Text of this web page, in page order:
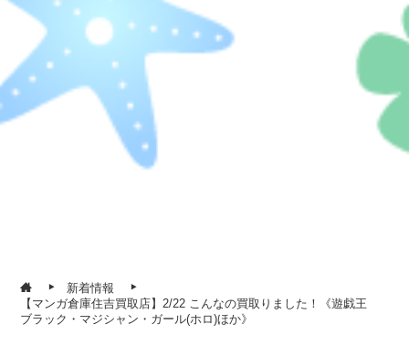
新着情報
【マンガ倉庫住吉買取店】2/22 こんなの買取りました！《遊戯王
ブラック・マジシャン・ガール(ホロ)ほか》